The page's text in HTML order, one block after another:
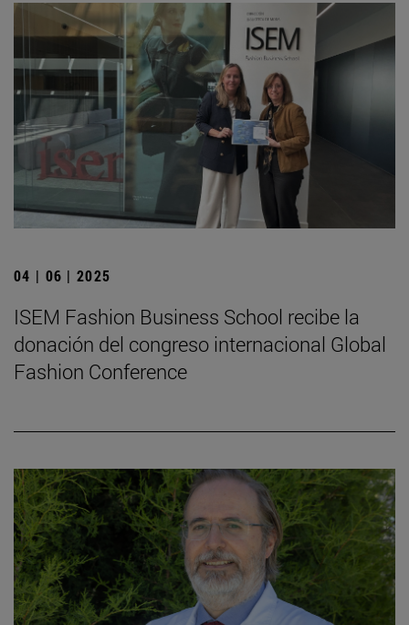
04 | 06 | 2025
ISEM Fashion Business School recibe la
donación del congreso internacional Global
Fashion Conference